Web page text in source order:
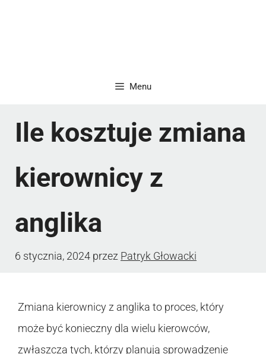
Menu
Ile kosztuje zmiana
kierownicy z
anglika
6 stycznia, 2024 przez Patryk Głowacki
Zmiana kierownicy z anglika to proces, który
może być konieczny dla wielu kierowców,
zwłaszcza tych, którzy planują sprowadzenie